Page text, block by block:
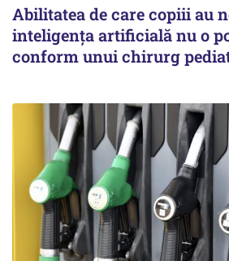
Abilitatea de care copiii au
inteligența artificială nu o
conform unui chirurg